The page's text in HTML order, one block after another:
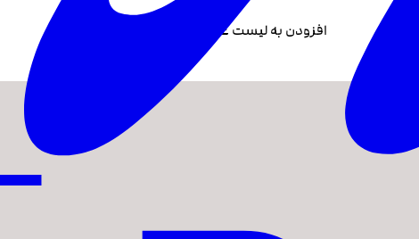
افزودن به لیست علاقه مندی +